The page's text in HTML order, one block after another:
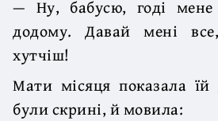
— Ну, бабусю, годі
додому. Давай мені
хутчіш!
Мати місяця показала
були скрині, й мовила: